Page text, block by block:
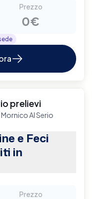
Prezzo
0€
prelievi
Al Serio
e Feci
in
Prezzo